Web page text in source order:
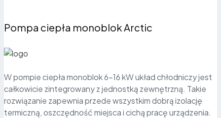
Pompa ciepła monoblok Arctic
W pompie ciepła monoblok 6-16 kW układ chłodniczy jest
całkowicie zintegrowany z jednostką zewnętrzną. Takie
rozwiązanie zapewnia przede wszystkim dobrą izolację
termiczną, oszczędność miejsca i cichą pracę urządzenia.